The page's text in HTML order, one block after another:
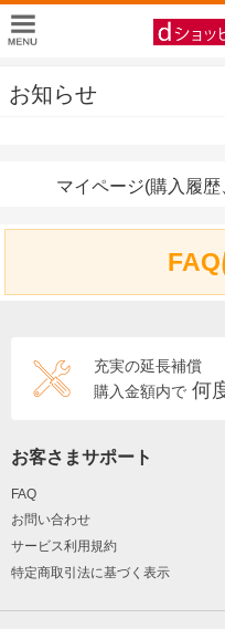
お知らせ
マイページ(購入履
充実の延長補償
購入金額内で 何
お客さまサポート
FAQ
お問い合わせ
サービス利用規約
特定商取引法に基づく表示